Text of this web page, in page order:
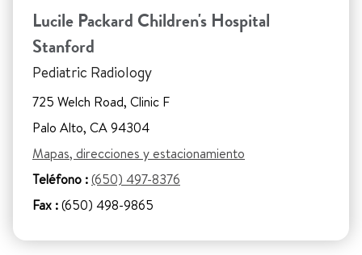
Lucile Packard Children's Hospital
Stanford
Pediatric Radiology
725 Welch Road, Clinic F
Palo Alto, CA 94304
Mapas, direcciones y estacionamiento
Teléfono :(650) 497-8376
Fax :(650) 498-9865